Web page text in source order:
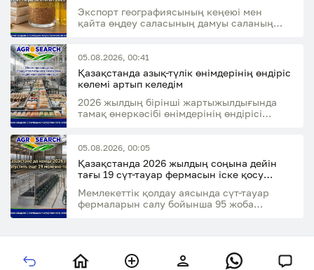
долларына жетті
Экспорт географиясының кеңеюі мен
қайта өңдеу саласының дамуы саланың
05.08.2026, 00:41
Қазақстанда азық-түлік өнімдерінің өндіріс
көлемі артып келедім
2026 жылдың бірінші жартыжылдығында
тамақ өнеркәсібі өнімдерінің өндірісі
05.08.2026, 00:05
Қазақстанда 2026 жылдың соңына дейін
тағы 19 сүт-тауар фермасын іске қосу
Мемлекеттік қолдау аясында сүт-тауар
фермаларын салу бойынша 95 жоба